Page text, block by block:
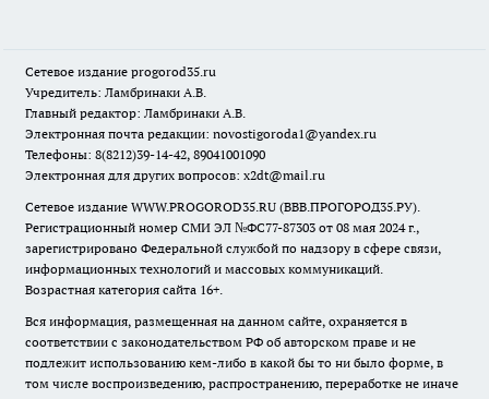
Сетевое издание progorod35.ru
Учредитель: Ламбринаки А.В.
Главный редактор: Ламбринаки А.В.
Электронная почта редакции: novostigoroda1@yandex.ru
Телефоны: 8(8212)39-14-42, 89041001090
Электронная для других вопросов: x2dt@mail.ru
Сетевое издание WWW.PROGOROD35.RU (ВВВ.ПРОГОРОД35.РУ).
Регистрационный номер СМИ ЭЛ №ФС77-87303 от 08 мая 2024 г.,
зарегистрировано Федеральной службой по надзору в сфере связи,
информационных технологий и массовых коммуникаций.
Возрастная категория сайта 16+.
Вся информация, размещенная на данном сайте, охраняется в
соответствии с законодательством РФ об авторском праве и не
подлежит использованию кем-либо в какой бы то ни было форме, в
том числе воспроизведению, распространению, переработке не иначе